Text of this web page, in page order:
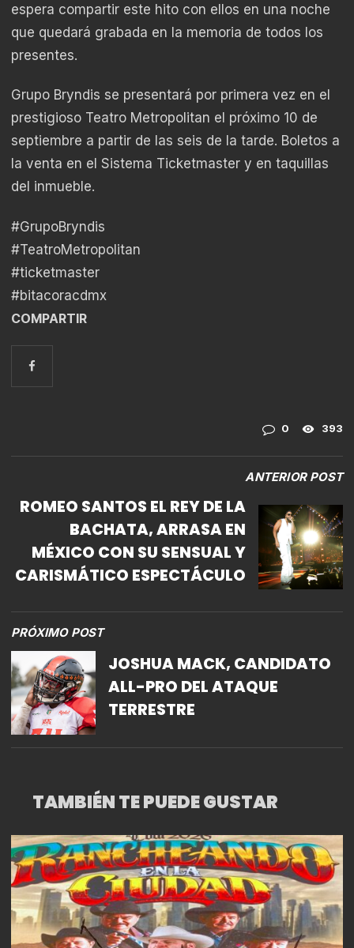
espera compartir este hito con ellos en una noche
que quedará grabada en la memoria de todos los
presentes.
Grupo Bryndis se presentará por primera vez en el
prestigioso Teatro Metropolitan el próximo 10 de
septiembre a partir de las seis de la tarde. Boletos a
la venta en el Sistema Ticketmaster y en taquillas
del inmueble.
#GrupoBryndis
#TeatroMetropolitan
#ticketmaster
#bitacoracdmx
COMPARTIR
0 393
ANTERIOR POST
ROMEO SANTOS EL REY DE LA
BACHATA, ARRASA EN
MÉXICO CON SU SENSUAL Y
CARISMÁTICO ESPECTÁCULO
PRÓXIMO POST
JOSHUA MACK, CANDIDATO
ALL-PRO DEL ATAQUE
TERRESTRE
TAMBIÉN TE PUEDE GUSTAR